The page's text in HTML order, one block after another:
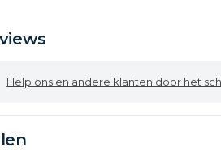
Help ons en andere klanten door het schrijven